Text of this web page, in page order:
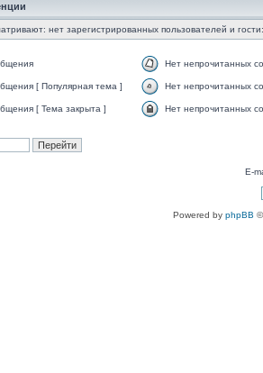
нет зарегистрированных пользователей и
Нет непрочитанных
[ Популярная тема ] Нет непрочитанных
[ Тема закрыта ] Нет непрочитанных
E-
Powered by phpBB